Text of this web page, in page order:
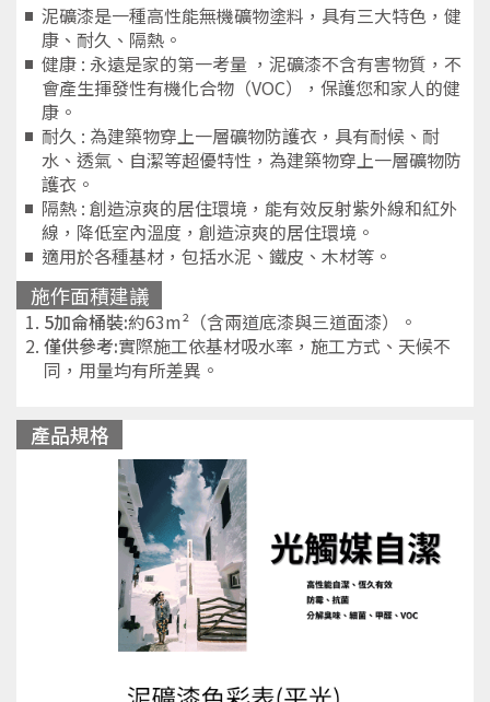
泥礦漆是一種高性能無機礦物塗料，具有三大特色，健
康、耐久、隔熱。
健康 : 永遠是家的第一考量 ，泥礦漆不含有害物質，不
會產生揮發性有機化合物（VOC），保護您和家人的健
康。
耐久 : 為建築物穿上一層礦物防護衣，具有耐候、耐
水、透氣、自潔等超優特性，為建築物穿上一層礦物防
護衣。
隔熱 : 創造涼爽的居住環境，能有效反射紫外線和紅外
線，降低室內溫度，創造涼爽的居住環境。
適用於各種基材，包括水泥、鐵皮、木材等。
施作面積建議
5加侖桶裝:約63m²（含兩道底漆與三道面漆）。
僅供參考:實際施工依基材吸水率，施工方式、天候不
同，用量均有所差異。
產品規格